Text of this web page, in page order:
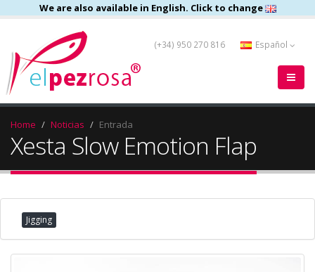
We are also available in English. Click to change
(+34) 950 270 816 Español
Home Noticias Entrada
Xesta Slow Emotion Flap
Jigging